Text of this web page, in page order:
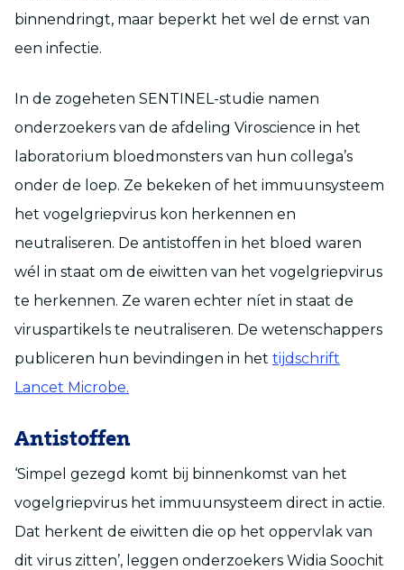
binnendringt, maar beperkt het wel de ernst van
een infectie.
In de zogeheten SENTINEL-studie namen
onderzoekers van de afdeling Viroscience in het
laboratorium bloedmonsters van hun collega’s
onder de loep. Ze bekeken of het immuunsysteem
het vogelgriepvirus kon herkennen en
neutraliseren. De antistoffen in het bloed waren
wél in staat om de eiwitten van het vogelgriepvirus
te herkennen. Ze waren echter níet in staat de
viruspartikels te neutraliseren. De wetenschappers
publiceren hun bevindingen in het tijdschrift
Lancet Microbe.
Antistoffen
‘Simpel gezegd komt bij binnenkomst van het
vogelgriepvirus het immuunsysteem direct in actie.
Dat herkent de eiwitten die op het oppervlak van
dit virus zitten’, leggen onderzoekers Widia Soochit